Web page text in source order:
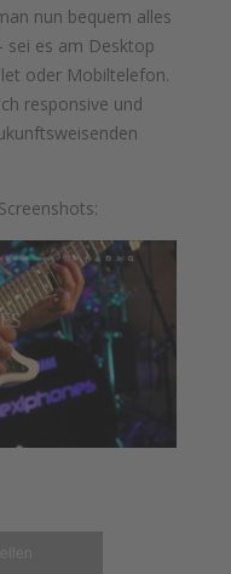
nun bequem alles
sei es am Desktop
oder Mobiltelefon.
responsive und